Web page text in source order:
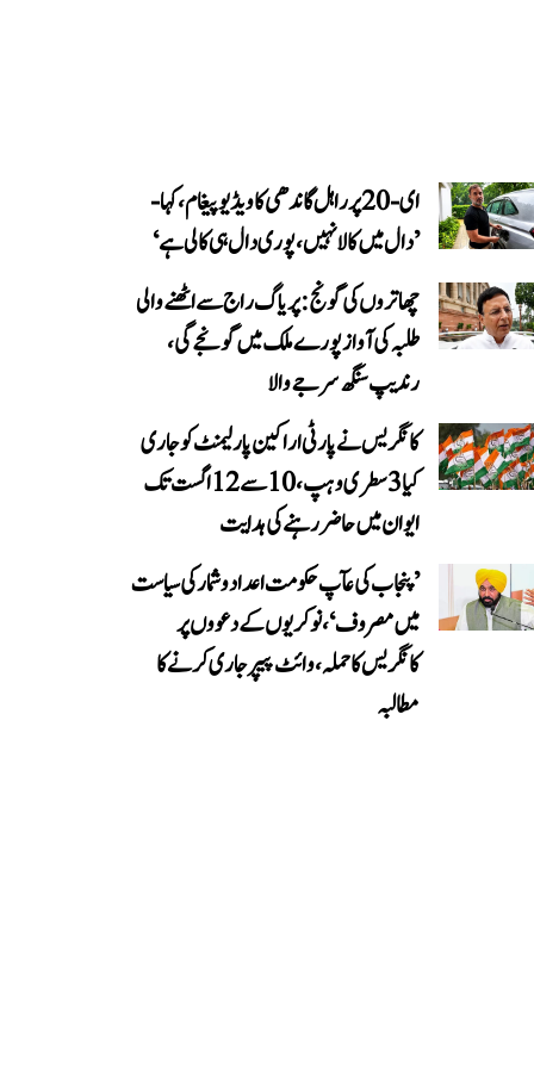
ای-20 پر راہل گاندھی کا ویڈیو پیغام، کہا-
’دال میں کالا نہیں، پوری دال ہی کالی ہے‘
چھاتروں کی گونج: پریاگ راج سے اٹھنے والی
طلبہ کی آواز پورے ملک میں گونجے گی،
رندیپ سنگھ سرجے والا
کانگریس نے پارٹی اراکین پارلیمنٹ کو جاری
کیا 3 سطری وہپ، 10 سے 12 اگست تک
ایوان میں حاضر رہنے کی ہدایت
’پنجاب کی عآپ حکومت اعداد و شمار کی سیاست
میں مصروف‘، نوکریوں کے دعووں پر
کانگریس کا حملہ، وائٹ پیپر جاری کرنے کا
مطالبہ